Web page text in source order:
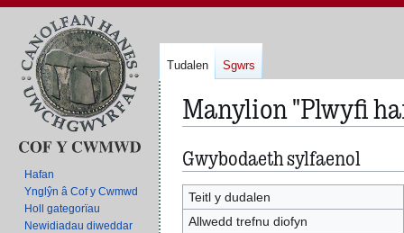
Manylion "Plwyfi
Neidio
i'r
panel
llywio
Neidio
i'r
bar
chwilio
Gwybodaeth sylfaenol
Teitl y dudalen
Allwedd trefnu diofyn
Tudalen Sgwrs
Hafan
Ynglŷn â Cof y Cwmwd
Holl gategorïau
Newidiadau diweddar